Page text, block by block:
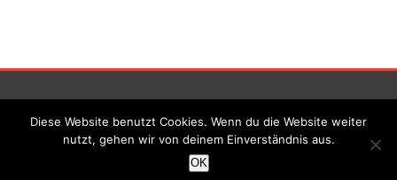
© TSV Gronau 1911 e.V. | All Rights Reserved
Diese Website benutzt Cookies. Wenn du die Website weiter
nutzt, gehen wir von deinem Einverständnis aus.
OK